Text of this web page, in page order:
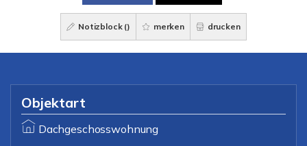
Notizblock () merken drucken
Objektart
Dachgeschosswohnung